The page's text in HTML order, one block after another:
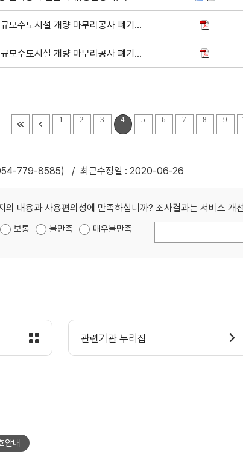
안강읍 옥산1리(계정) 소규모수도시설 개량 마무리공사 폐기물운반 용역 수의견적제출 안내공고
안강읍 옥산1리(계정) 소규모수도시설 개량 마무리공사 폐기물처리 용역 수의견적제출 안내공고
1 2 3 4 5 6 7 8 9
779-8585) / 최근수정일 : 2020-06-26
의 내용과 사용편의성에 만족하십니까? 조사결과는 서비스 개
보통 불만족 매우불만족
관련기관 누리집
안내